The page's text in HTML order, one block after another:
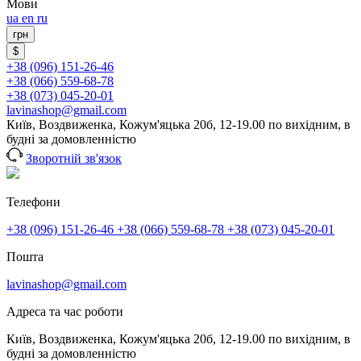
Мови
ua en ru
грн
$
+38 (096) 151-26-46
+38 (066) 559-68-78
+38 (073) 045-20-01
lavinashop@gmail.com
Київ, Воздвиженка, Кожум'яцька 20б, 12-19.00 по вихідним, в
будні за домовленністю
Зворотній зв'язок
Телефони
+38 (096) 151-26-46 +38 (066) 559-68-78 +38 (073) 045-20-01
Пошта
lavinashop@gmail.com
Адреса та час роботи
Київ, Воздвиженка, Кожум'яцька 20б, 12-19.00 по вихідним, в
будні за домовленністю